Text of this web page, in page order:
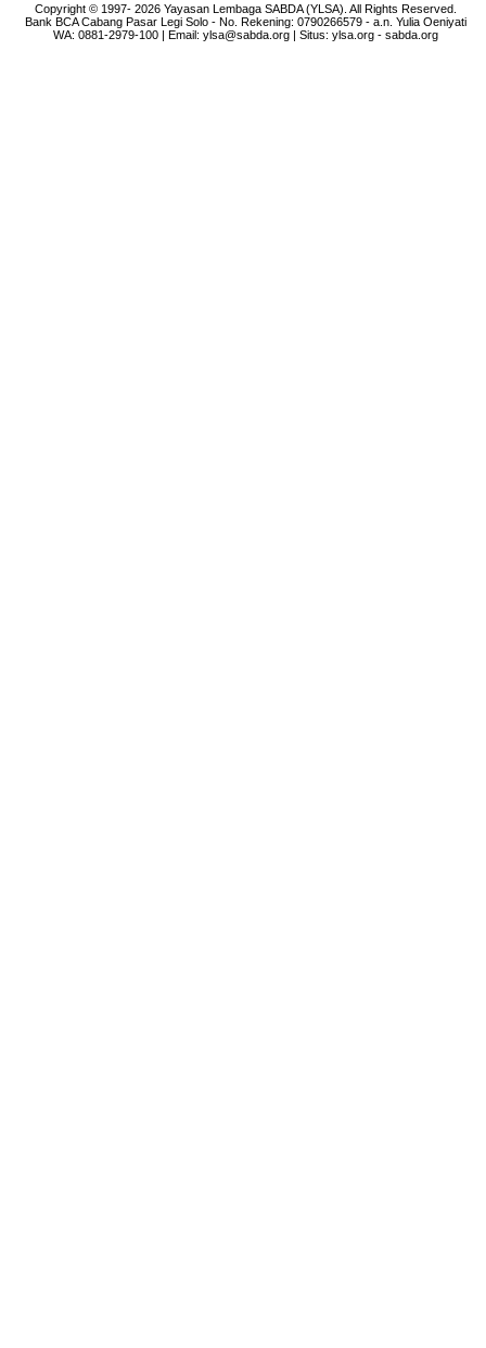
Copyright © 1997-2026Yayasan Lembaga SABDA (YLSA). All Rights Reserved.
Bank BCA Cabang Pasar Legi Solo - No. Rekening: 0790266579 - a.n. Yulia Oeniyati
WA:0881-2979-100 | Email:ylsa@sabda.org | Situs:ylsa.org -sabda.org